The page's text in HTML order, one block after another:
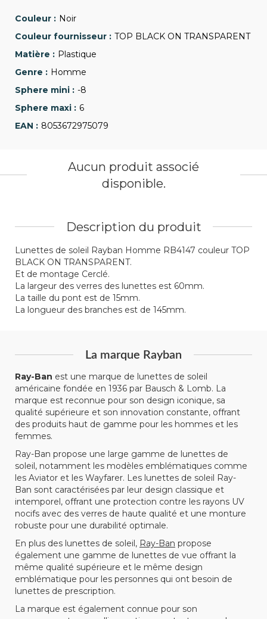
Noir
TOP BLACK ON TRANSPARENT
Plastique
Homme
-8
6
8053672975079
Description du produit
Lunettes de soleil Rayban Homme RB4147 couleur TOP
BLACK ON TRANSPARENT.
Et de montage Cerclé.
La largeur des verres des lunettes est 60mm.
La taille du pont est de 15mm.
La longueur des branches est de 145mm.
La marque Rayban
Ray-Ban est une marque de lunettes de soleil
américaine fondée en 1936 par Bausch & Lomb. La
marque est reconnue pour son design iconique, sa
qualité supérieure et son innovation constante, offrant
des produits haut de gamme pour les hommes et les
femmes.
Ray-Ban propose une large gamme de lunettes de
soleil, notamment les modèles emblématiques comme
les Aviator et les Wayfarer. Les lunettes de soleil Ray-
Ban sont caractérisées par leur design classique et
intemporel, offrant une protection contre les rayons UV
nocifs avec des verres de haute qualité et une monture
robuste pour une durabilité optimale.
En plus des lunettes de soleil, Ray-Ban propose
également une gamme de lunettes de vue offrant la
même qualité supérieure et le même design
emblématique pour les personnes qui ont besoin de
lunettes de prescription.
La marque est également connue pour son
Aucun produit associé
disponible.